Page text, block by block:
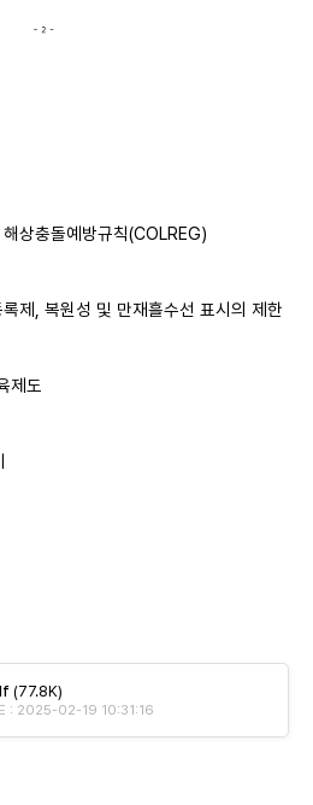
상충돌예방규칙(COLREG)
제, 복원성 및 만재흘수선 표시의 제한
제도
(77.8K)
: 2025-02-19 10:31:16